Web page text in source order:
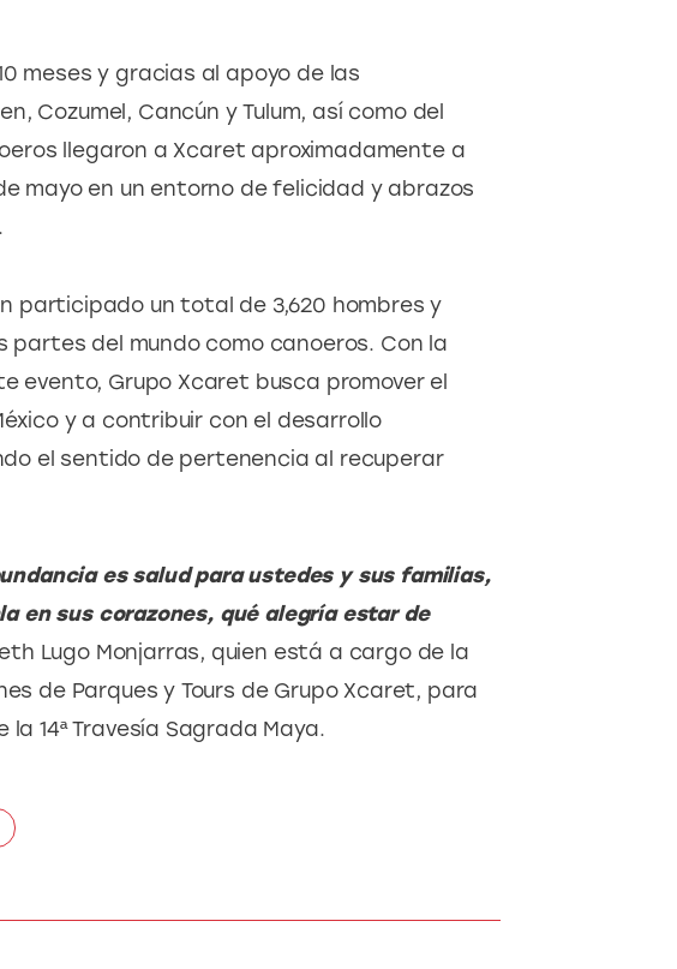
meses y gracias al apoyo de las
Cozumel, Cancún y Tulum, así como del
llegaron a Xcaret aproximadamente a
mayo en un entorno de felicidad y abrazos
participado un total de 3,620 hombres y
partes del mundo como canoeros. Con la
evento, Grupo Xcaret busca promover el
y a contribuir con el desarrollo
el sentido de pertenencia al recuperar
es salud para ustedes y sus familias,
en sus corazones, qué alegría estar de
Lugo Monjarras, quien está a cargo de la
de Parques y Tours de Grupo Xcaret, para
14ª Travesía Sagrada Maya.